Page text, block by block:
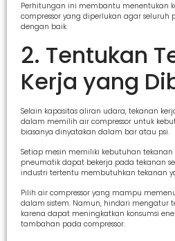
Perhitungan ini membantu menentukan
compressor yang diperlukan agar seluruh
dengan baik.
2. Tentukan
Kerja yang
Selain kapasitas aliran udara, tekanan
dalam memilih air compressor untuk
biasanya dinyatakan dalam bar atau psi.
Setiap mesin memiliki kebutuhan
pneumatik dapat bekerja pada tekanan
industri tertentu membutuhkan tekanan
Pilih air compressor yang mampu
dalam sistem. Namun, hindari mengatur
karena dapat meningkatkan konsumsi
tambahan pada compressor.